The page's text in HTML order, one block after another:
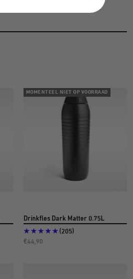
MOMENTEEL NIET OP VOORRAAD
Drinkfles Dark Matter 0.75L
(205)
Aanbiedingsprijs
€44,90